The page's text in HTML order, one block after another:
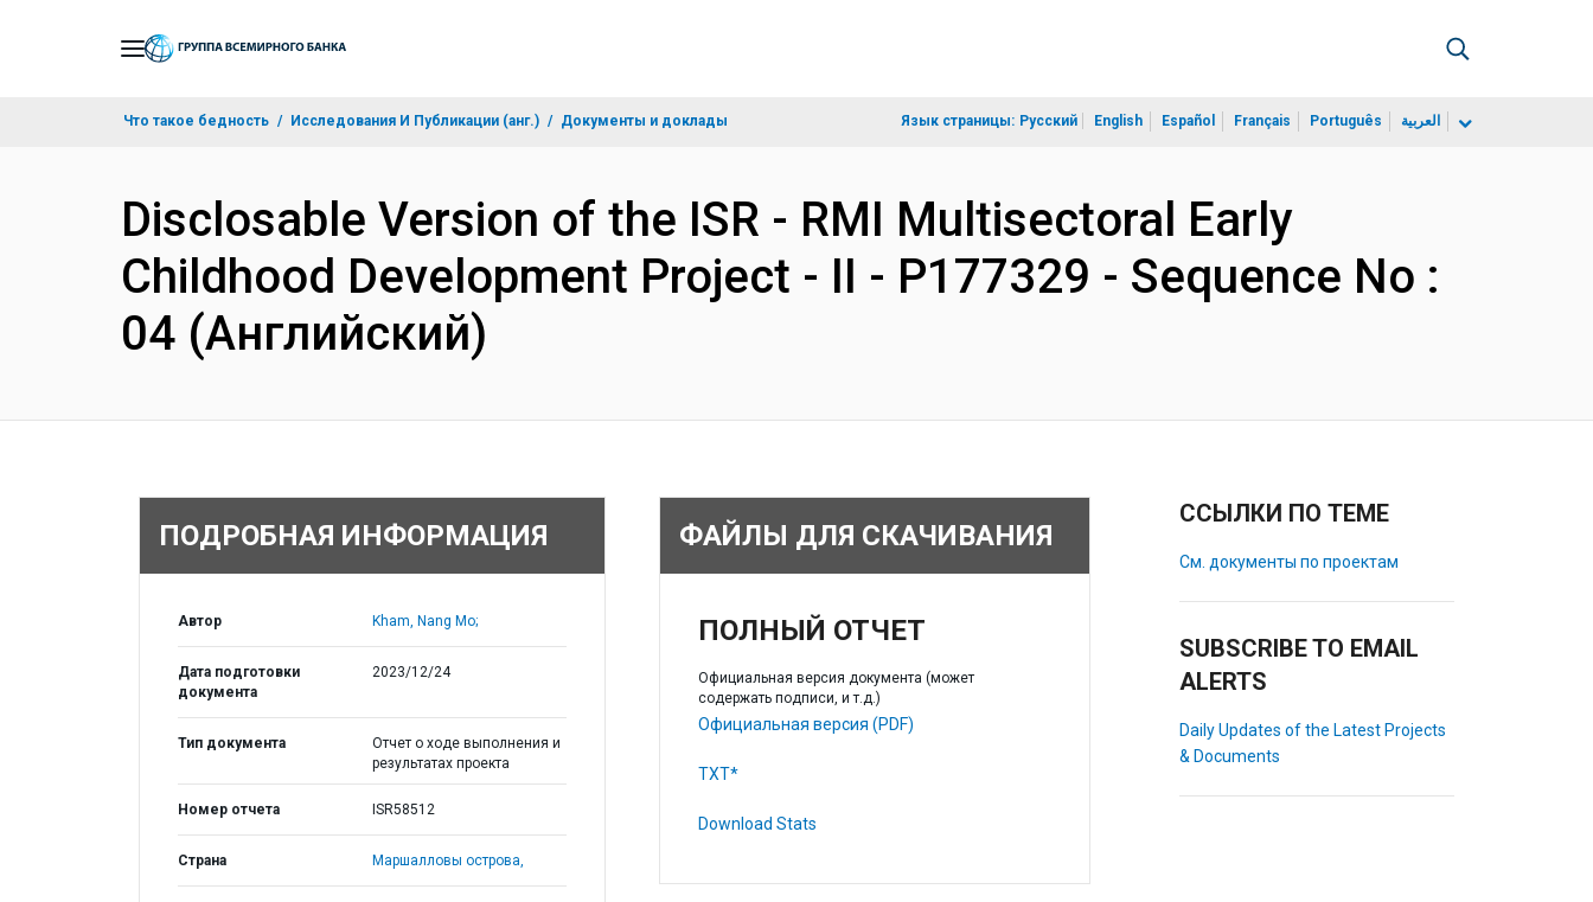
Что такое бедность Исследования И Публикации (анг.) Документы и доклады Язык страницы: Русский English Español Français Português العربية
Disclosable Version of the ISR - RMI Multisectoral Early
Childhood Development Project - II - P177329 - Sequence No :
04 (Английский)
ПОДРОБНАЯ ИНФОРМАЦИЯ
Автор Kham, Nang Mo;
Дата подготовки
документа
2023/12/24
Тип документа
Отчет о ходе выполнения и
результатах проекта
Номер отчета ISR58512
Страна Маршалловы острова,
ФАЙЛЫ ДЛЯ СКАЧИВАНИЯ
ПОЛНЫЙ ОТЧЕТ
Официальная версия документа (может
содержать подписи, и т.д.)
Официальная версия (PDF)
TXT*
Download Stats
ССЫЛКИ ПО ТЕМЕ
См. документы по проектам
SUBSCRIBE TO EMAIL
ALERTS
Daily Updates of the Latest Projects
& Documents